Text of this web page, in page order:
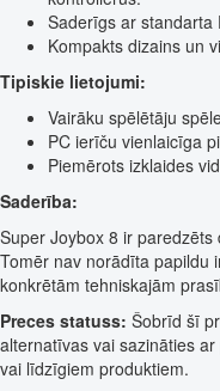
Saderīgs ar standarta
Kompakts dizains un
Tipiskie lietojumi:
Vairāku spēlētāju
PC ierīču vienlaicīga
Piemērots izklaides
Saderība:
Super Joybox 8 ir
Tomēr nav norādīta papildu
konkrētām tehniskajām
Preces statuss: Šobrīd šī
alternatīvas vai sazināties
vai līdzīgiem produktiem.